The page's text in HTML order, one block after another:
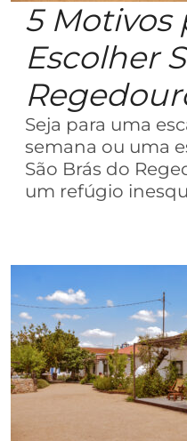
5 Motivos
Escolher
Seja para uma
semana ou uma
São Brás do
um refúgio